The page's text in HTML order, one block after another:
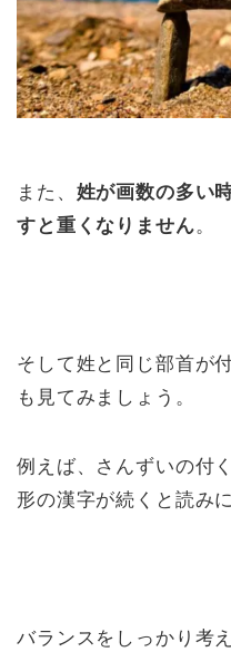
また、 姓が画数の多い
すと重くなりません。
そして姓と同じ部首が
も見てみましょう。
例えば、さんずいの付
形の漢字が続くと読み
バランスをしっかり考